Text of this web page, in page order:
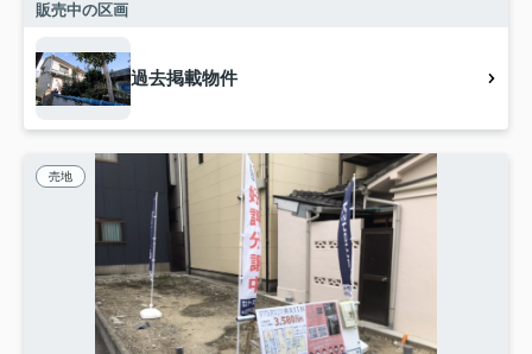
販売中の区画
過去掲載物件
売地